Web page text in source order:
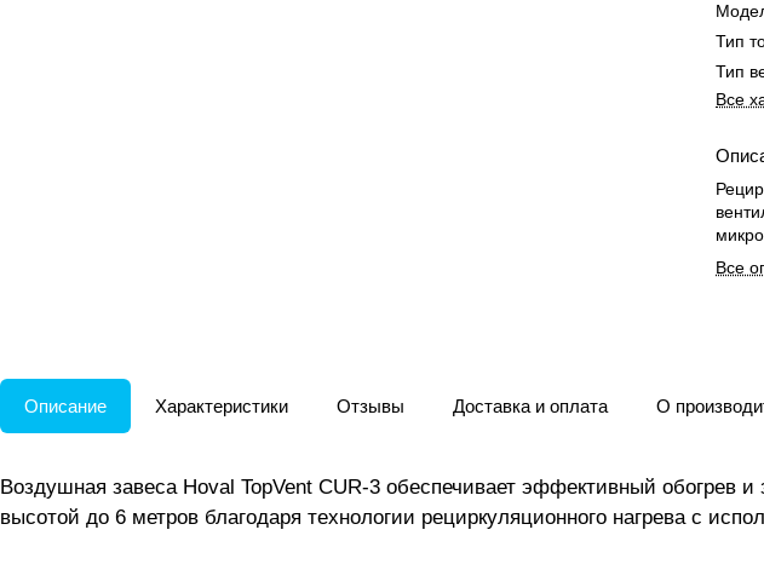
Тип
Тип
Все
Все
Описание Характеристики Отзывы Доставка и оплата О
Воздушная завеса Hoval TopVent CUR-3 обеспечивает эффективный обогрев
высотой до 6 метров благодаря технологии рециркуляционного нагрева с